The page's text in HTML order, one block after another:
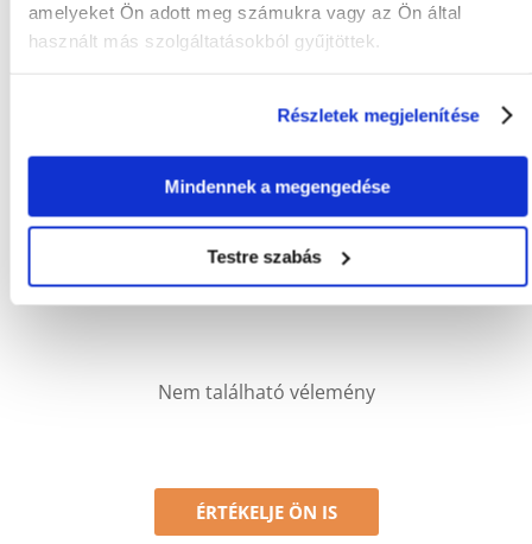
amelyeket Ön adott meg számukra vagy az Ön által
használt más szolgáltatásokból gyűjtöttek.
Részletek megjelenítése
Mindennek a megengedése
Testre szabás
CSOMAG SÚLYA
(KG):
1.5
Csak regisztrált FERA.HU vásárlók írhatnak véleményt, akik
megvásárolták ezt a terméket. A csillagok által adott értékelés
az összes értékelés átlaga. A felülvizsgálat moderálása után
pozitív és negatív értékeléseket is közzéteszünk.et.
Nem található vélemény
ÉRTÉKELJE ÖN IS